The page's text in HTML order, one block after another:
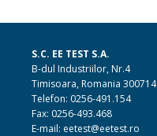
S.C. EE TEST S.A.
B-dul Industriilor, Nr.4
Timisoara, Romania 300714
Telefon: 0256-491.154
Fax: 0256-493.468
E-mail: eetest@eetest.ro